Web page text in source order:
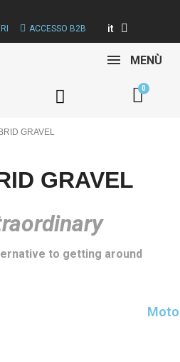
ACCESSO B2B it
MENÙ
GRAVEL
GRAVEL
to getting around